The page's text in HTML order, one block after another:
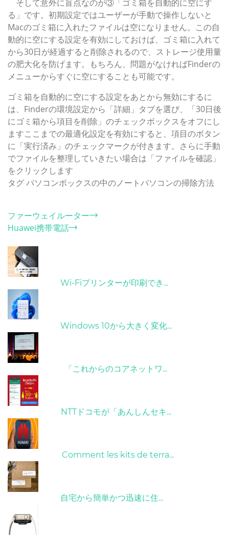
そして意外に盲点なのが③「ゴミ箱を自動的に空にす
る」です。初期設定ではユーザーが手動で操作しないと
Macのゴミ箱に入れたファイルは空になりません。この自
動的に空にする設定を有効にしておけば、ゴミ箱に入れて
から30日が経過すると削除されるので、ストレージ使用量
の肥大化を防げます。もちろん、問題がなければFinderの
メニューからすぐに空にすることも可能です。
ゴミ箱を自動的に空にする設定をあとから無効にするに
は、Finderの環境設定から「詳細」タブを選び、「30日後
にゴミ箱から項目を削除」のチェックボックスをオフにし
ますここまでの最適化設定を有効にすると、項目のボタン
に「実行済み」のチェックマークが付きます。さらに手動
でファイルを整理していきたい場合は「ファイルを確認」
をクリックします
タグパソコンボックスの中のノートパソコンの掃除方法
ファーウェイルーター
Huawei携帯電話
Wi-Fiプリンターが印刷でき...
Windows 10から大きく変化...
「これからのコアネットワ...
NTTドコモが「あんしんセキ...
Comment les kits de terra...
自宅から簡単かつ迅速に住...